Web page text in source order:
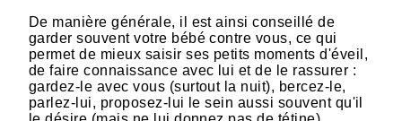
De manière générale, il est ainsi conseillé de
garder souvent votre bébé contre vous, ce qui
permet de mieux saisir ses petits moments d'éveil,
de faire connaissance avec lui et de le rassurer :
gardez-le avec vous (surtout la nuit), bercez-le,
parlez-lui, proposez-lui le sein aussi souvent qu'il